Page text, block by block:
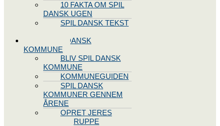
10 FAKTA OM SPIL
DANSK UGEN
SPIL DANSK TEKST
BLIV SPIL DANSK
KOMMUNE
BLIV SPIL DANSK
KOMMUNE
KOMMUNEGUIDEN
SPIL DANSK
KOMMUNER GENNEM
ÅRENE
OPRET JERES
STYREGRUPPE